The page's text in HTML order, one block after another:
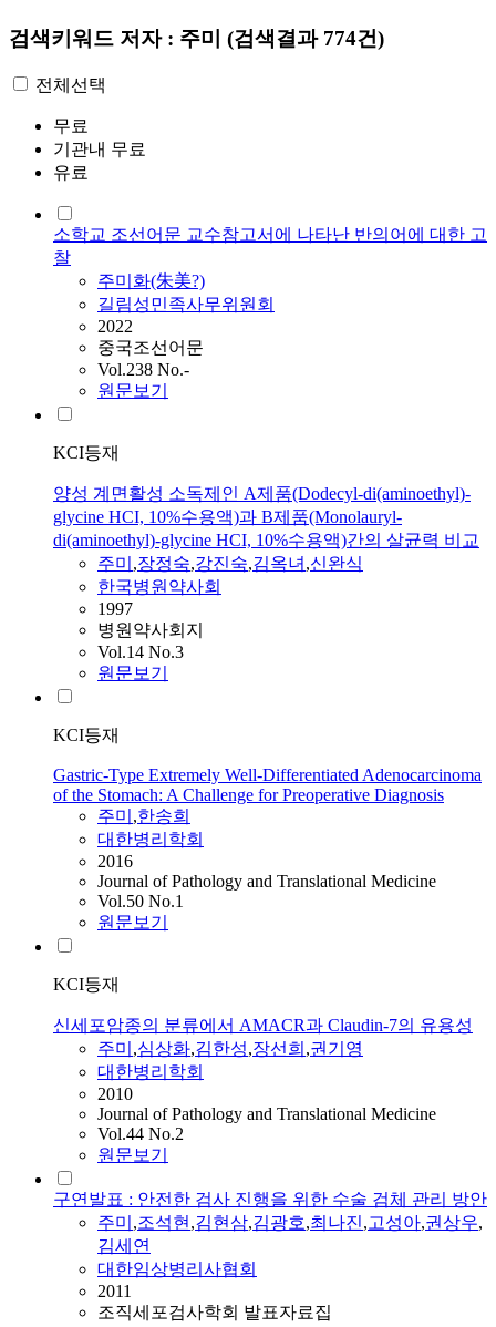
검색키워드 저자 : 주미 (검색결과 774건)
전체선택
무료
기관내 무료
유료
소학교 조선어문 교수참고서에 나타난 반의어에 대한 고
찰
주미 화(朱美?)
길림성민족사무위원회
2022
중국조선어문
Vol.238 No.-
원문보기
KCI등재
양성 계면활성 소독제인 A제품(Dodecyl-di(aminoethyl)-
glycine HCI, 10%수용액)과 B제품(Monolauryl-
di(aminoethyl)-glycine HCI, 10%수용액)간의 살균력 비교
주미 ,장정숙,강진숙,김옥녀 ,신완식
한국병원약사회
1997
병원약사회지
Vol.14 No.3
원문보기
KCI등재
Gastric-Type Extremely Well-Differentiated Adenocarcinoma
of the Stomach: A Challenge for Preoperative Diagnosis
주미 ,한송희
대한병리학회
2016
Journal of Pathology and Translational Medicine
Vol.50 No.1
원문보기
KCI등재
신세포암종의 분류에서 AMACR과 Claudin-7의 유용성
주미 ,심상화,김한성,장선희 ,권기영
대한병리학회
2010
Journal of Pathology and Translational Medicine
Vol.44 No.2
원문보기
구연발표 : 안전한 검사 진행을 위한 수술 검체 관리 방안
주미 ,조석현,김현삼,김광호,최나진,고성아,권상우,
김세연
대한임상병리사협회
2011
조직세포검사학회 발표자료집